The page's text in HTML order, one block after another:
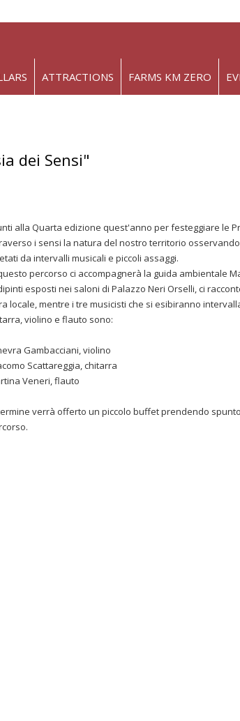
ATTRACTIONS FARMS KM ZERO
dei Sensi"
alla Quarta edizione quest'anno per festeggiare le
i sensi la natura del nostro territorio
da intervalli musicali e piccoli assaggi.
percorso ci accompagnerà la guida ambientale
esposti nei saloni di Palazzo Neri Orselli, ci
locale, mentre i tre musicisti che si esibiranno
violino e flauto sono:
Gambacciani, violino
Scattareggia, chitarra
Veneri, flauto
verrà offerto un piccolo buffet prendendo